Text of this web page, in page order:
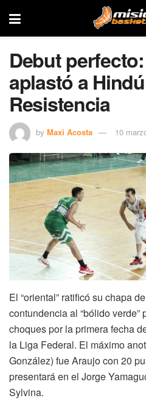
Debut
aplastó a
Resistencia
by Maxi Acosta 10
El “oriental” ratificó su chapa
contundencia al “bólido verde”
choques por la primera fecha
la Liga Federal. El máximo
González) fue Araujo con 20
presentará en el Jorge
Sylvina.